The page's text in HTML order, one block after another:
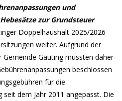
und
zur Grundsteuer
Doppelhaushalt 2025/2026
weiter. Aufgrund der
Gauting mussten daher
beschlossen
für die
dem Jahr 2011 angepasst. Die